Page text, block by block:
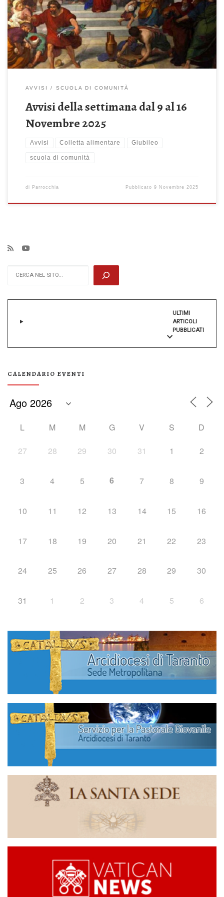
Rosario Celebrazione Sante Messe: ore 08:00 – 10:00 – 11.30 –
18:30 ore 19:15 – Scuola di Comunità con don Gino Lunedì 10
Novembre […]
AVVISI SCUOLA DI COMUNITÀ
Avvisi della settimana dal 9 al 16
Novembre 2025
Avvisi Colletta alimentare Giubileo
scuola di comunità
di Parrocchia Pubblicato9 Novembre 2025
ULTIMI
ARTICOLI
PUBBLICATI
CALENDARIO EVENTI
L M M G V S D
27 28 29 30 31 1 2
3 4 5 6 7 8 9
10 11 12 13 14 15 16
17 18 19 20 21 22 23
24 25 26 27 28 29 30
31 1 2 3 4 5 6